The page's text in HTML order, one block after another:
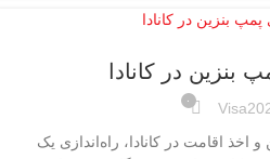
بنزین در کانادا
۰
اقامت در کانادا، راه‌اندازی یک